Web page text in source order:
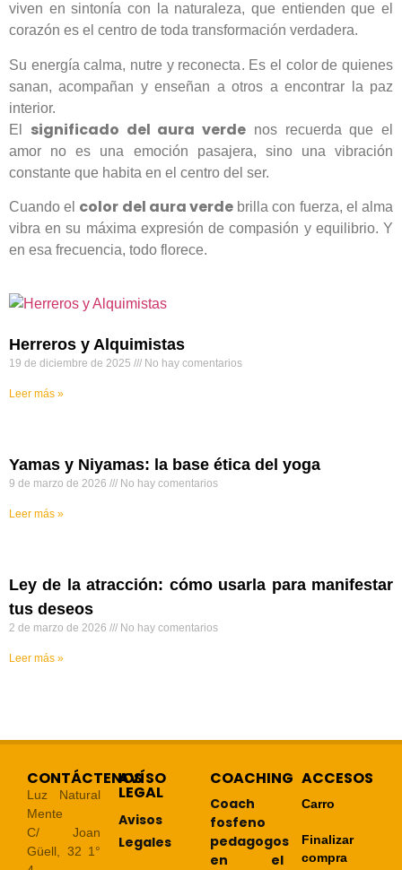
viven en sintonía con la naturaleza, que entienden que el
corazón es el centro de toda transformación verdadera.
Su energía calma, nutre y reconecta. Es el color de quienes
sanan, acompañan y enseñan a otros a encontrar la paz
interior.
El significado del aura verde nos recuerda que el
amor no es una emoción pasajera, sino una vibración
constante que habita en el centro del ser.
Cuando el color del aura verde brilla con fuerza, el alma
vibra en su máxima expresión de compasión y equilibrio. Y
en esa frecuencia, todo florece.
Herreros y Alquimistas
19 de diciembre de 2025 No hay comentarios
Leer más »
Yamas y Niyamas: la base ética del yoga
9 de marzo de 2026 No hay comentarios
Leer más »
Ley de la atracción: cómo usarla para manifestar
tus deseos
2 de marzo de 2026 No hay comentarios
Leer más »
CONTÁCTENOS
Luz Natural
Mente
C/ Joan
Güell, 32 1°
AVÍSO
LEGAL
Avisos
Legales
COACHING
Coach
fosfeno
pedagogos
en el
ACCESOS
Carro
Finalizar
compra